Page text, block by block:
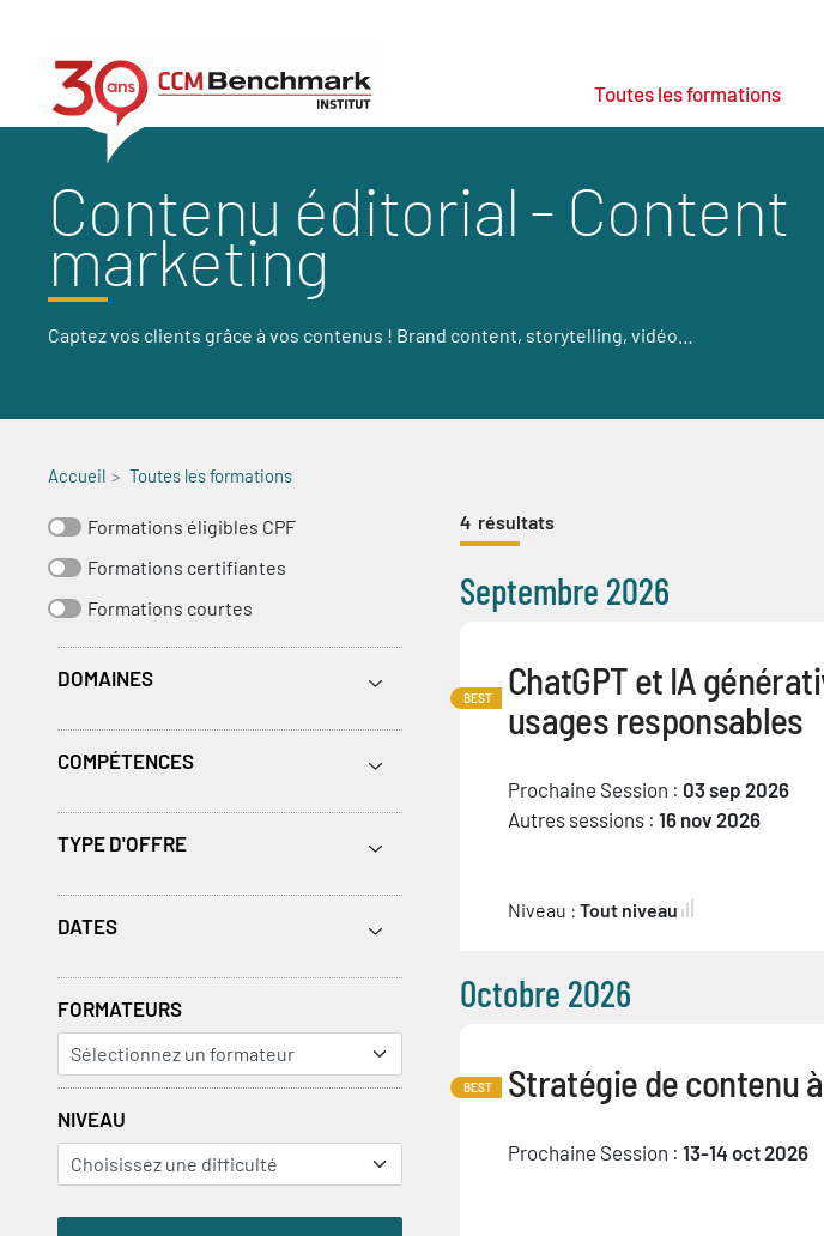
contenu
principal
Toutes les formations
Contenu éditorial - Content
marketing
Captez vos clients grâce à vos contenus ! Brand content, storytelling, vidéo…
Accueil Toutes les formations
Formations éligibles CPF
Formations certifiantes
Formations courtes
DOMAINES
COMPÉTENCES
TYPE D'OFFRE
DATES
FORMATEURS
NIVEAU
4 résultats
Septembre 2026
BEST
ChatGPT et IA
usages responsables
Prochaine Session : 03 sep 2026
Autres sessions : 16 nov 2026
Niveau : Tout niveau
Octobre 2026
BEST Stratégie de contenu à
Prochaine Session : 13-14 oct 2026